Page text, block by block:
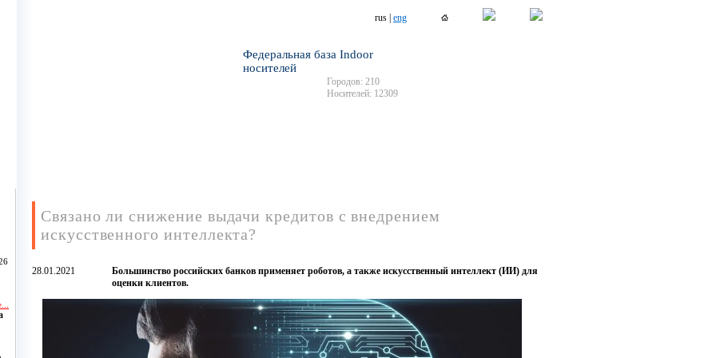
rus | eng
Федеральная база Indoor
носителей
Городов: 210
Носителей: 12309
Связано ли снижение выдачи кредитов с внедрением
искусственного интеллекта?
28.01.2021
Большинство российских банков применяет роботов, а также искусственный интеллект (ИИ) для
оценки клиентов.